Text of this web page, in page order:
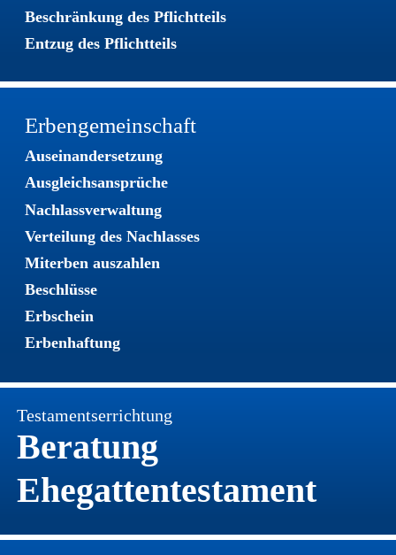
Testamentserrichtung
Beratung
Ehegattentestament
Beschränkung des Pflichtteils
Entzug des Pflichtteils
Erbengemeinschaft
Auseinandersetzung
Ausgleichsansprüche
Nachlassverwaltung
Verteilung des Nachlasses
Miterben auszahlen
Beschlüsse
Erbschein
Erbenhaftung